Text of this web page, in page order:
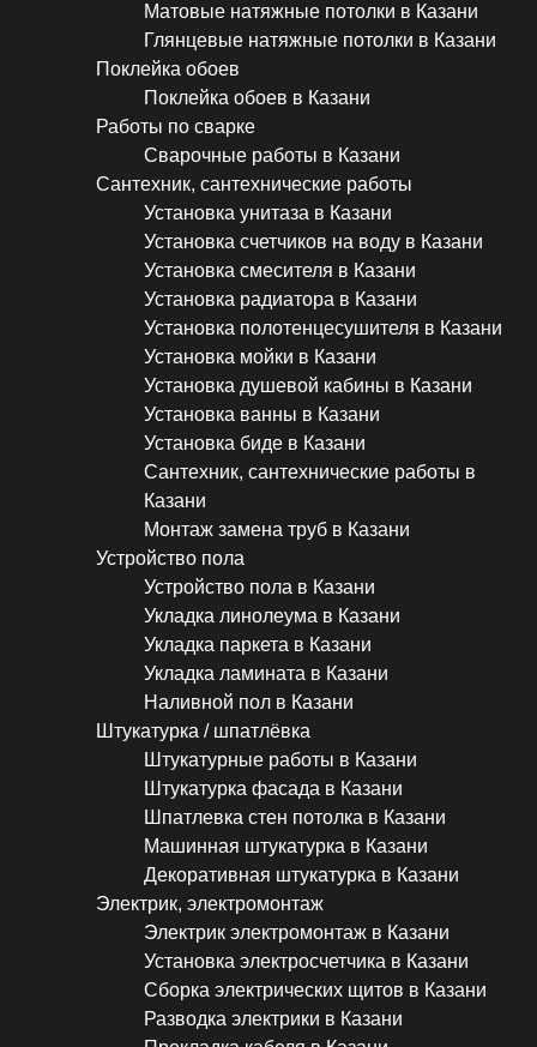
Матовые натяжные потолки в Казани
Глянцевые натяжные потолки в Казани
Поклейка обоев
Поклейка обоев в Казани
Работы по сварке
Сварочные работы в Казани
Сантехник, сантехнические работы
Установка унитаза в Казани
Установка счетчиков на воду в Казани
Установка смесителя в Казани
Установка радиатора в Казани
Установка полотенцесушителя в Казани
Установка мойки в Казани
Установка душевой кабины в Казани
Установка ванны в Казани
Установка биде в Казани
Сантехник, сантехнические работы в
Казани
Монтаж замена труб в Казани
Устройство пола
Устройство пола в Казани
Укладка линолеума в Казани
Укладка паркета в Казани
Укладка ламината в Казани
Наливной пол в Казани
Штукатурка / шпатлёвка
Штукатурные работы в Казани
Штукатурка фасада в Казани
Шпатлевка стен потолка в Казани
Машинная штукатурка в Казани
Декоративная штукатурка в Казани
Электрик, электромонтаж
Электрик электромонтаж в Казани
Установка электросчетчика в Казани
Сборка электрических щитов в Казани
Разводка электрики в Казани